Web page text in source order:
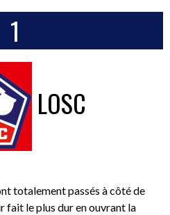
1
LOSC
totalement passés à côté de
fait le plus dur en ouvrant la